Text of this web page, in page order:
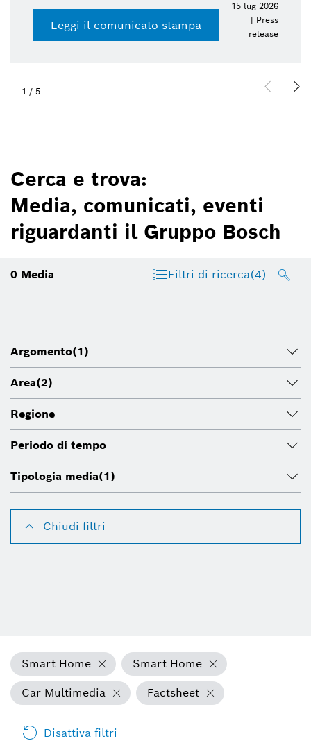
Leggi il comunicato stampa
15 lug 2026
| Press
release
1 / 5
Cerca e trova:
Media, comunicati, eventi
riguardanti il Gruppo Bosch
0 Media Filtri di ricerca(4)
Argomento(1)
Area(2)
Regione
Periodo di tempo
Tipologia media(1)
Chiudi filtri
Smart Home
Smart Home
Car Multimedia
Factsheet
Disattiva filtri